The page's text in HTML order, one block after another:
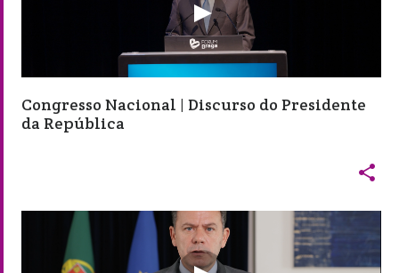
Congresso Nacional | Discurso do Presidente
da República
